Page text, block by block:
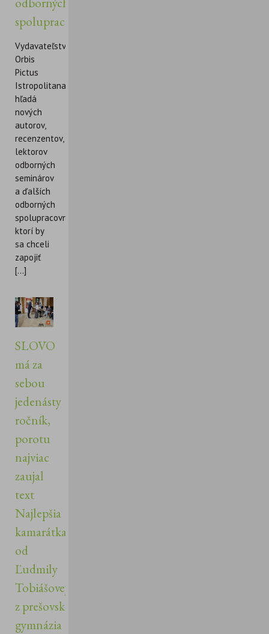
spolupracovníkov
Vydavateľstvo
Orbis
Pictus
Istropolitana
hľadá
nových
autorov,
recenzentov,
lektorov
odborných
seminárov
a ďalších
odborných
spolupracovníkov,
ktorí by
sa chceli
zapojiť
[...]
SLOVO
má za
sebou
jedenásty
ročník,
porotu
najviac
zaujal
text
Najlepšia
kamarátka
od
Ľudmily
Tobiášovej
z prešovského
gymnázia